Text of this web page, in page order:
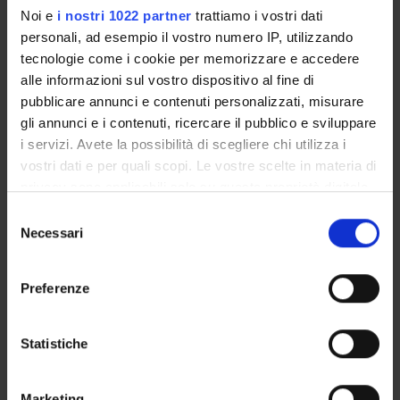
Noi e i nostri 1022 partner trattiamo i vostri dati
personali, ad esempio il vostro numero IP, utilizzando
tecnologie come i cookie per memorizzare e accedere
alle informazioni sul vostro dispositivo al fine di
pubblicare annunci e contenuti personalizzati, misurare
gli annunci e i contenuti, ricercare il pubblico e sviluppare
i servizi. Avete la possibilità di scegliere chi utilizza i
vostri dati e per quali scopi. Le vostre scelte in materia di
modificare o revocare il proprio consenso in qualsiasi
momento dalla Dichiarazione sui cookie o facendo clic
raccogliere informazioni sulla tua posizione
geografica, con un'approssimazione di qualche
delNecessari
Preferenze
Statistiche
Carla Neri
Marco Orrico
Stefania Turrina
Professore associato
SEZIONI